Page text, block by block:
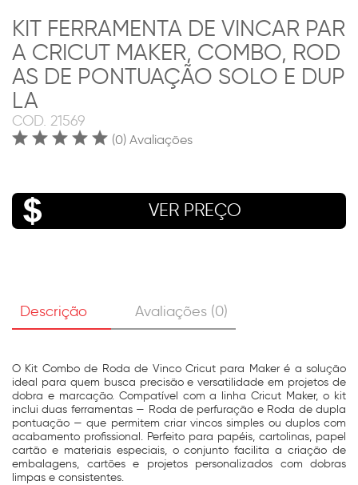
KIT FERRAMENTA DE VINCAR PAR
A CRICUT MAKER, COMBO, ROD
AS DE PONTUAÇÃO SOLO E DUP
LA
COD. 21569
(0) Avaliações
VER PREÇO
Descrição Avaliações (0)
O Kit Combo de Roda de Vinco Cricut para Maker é a solução
ideal para quem busca precisão e versatilidade em projetos de
dobra e marcação. Compatível com a linha Cricut Maker, o kit
inclui duas ferramentas — Roda de perfuração e Roda de dupla
pontuação — que permitem criar vincos simples ou duplos com
acabamento profissional. Perfeito para papéis, cartolinas, papel
cartão e materiais especiais, o conjunto facilita a criação de
embalagens, cartões e projetos personalizados com dobras
limpas e consistentes.